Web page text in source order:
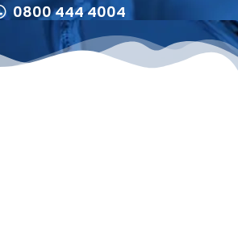
0800 444 4004